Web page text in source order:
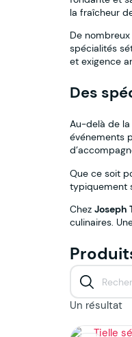
la fraîcheur
De
spécialités
et exigence
Des
Au-delà de la
événements
Que ce soit
typiquement
Chez Joseph
culinaires.
Un résultat